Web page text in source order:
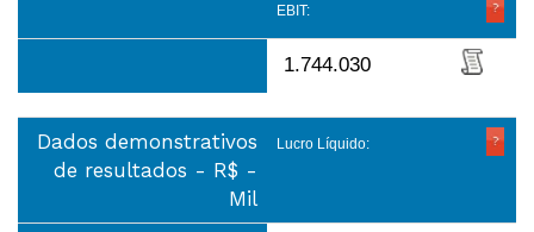
EBIT:
1.744.030
Dados demonstrativos
de resultados - R$ -
Mil
Lucro Líquido: